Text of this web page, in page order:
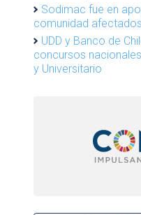
Sodimac fue en
comunidad
UDD y Banco de
concursos
y Universitario